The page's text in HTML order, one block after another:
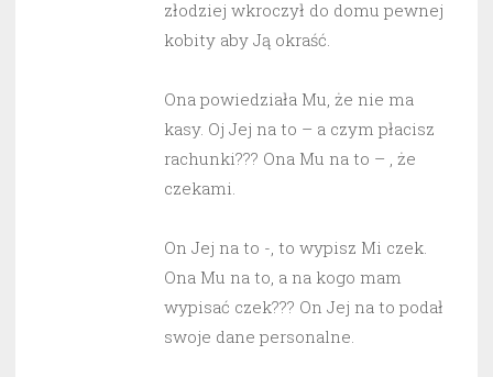
złodziej wkroczył do domu pewnej
kobity aby Ją okraść.
Ona powiedziała Mu, że nie ma
kasy. Oj Jej na to – a czym płacisz
rachunki??? Ona Mu na to – , że
czekami.
On Jej na to -, to wypisz Mi czek.
Ona Mu na to, a na kogo mam
wypisać czek??? On Jej na to podał
swoje dane personalne.